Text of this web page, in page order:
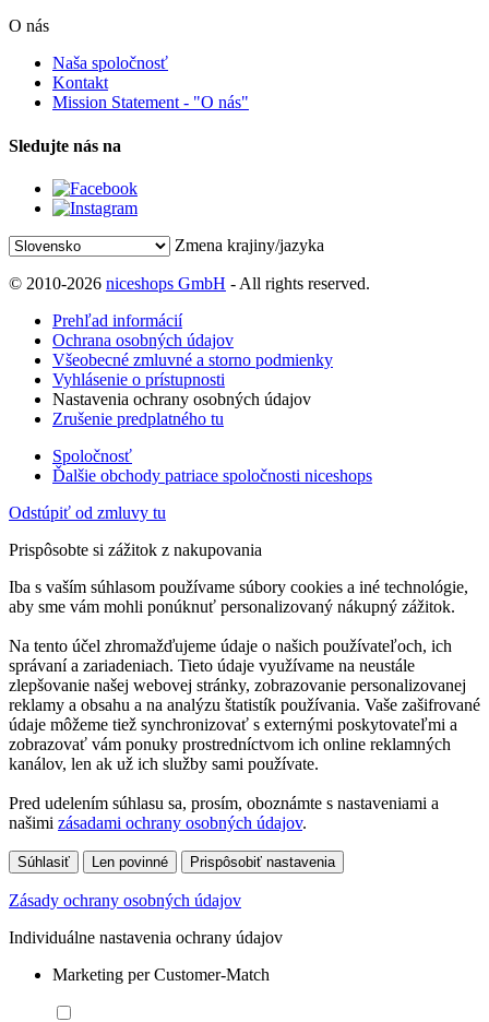
O nás
Naša spoločnosť
Kontakt
Mission Statement - "O nás"
Sledujte nás na
Zmena krajiny/jazyka
© 2010-2026 niceshops GmbH - All rights reserved.
Prehľad informácií
Ochrana osobných údajov
Všeobecné zmluvné a storno podmienky
Vyhlásenie o prístupnosti
Nastavenia ochrany osobných údajov
Zrušenie predplatného tu
Spoločnosť
Ďalšie obchody patriace spoločnosti niceshops
Odstúpiť od zmluvy tu
Prispôsobte si zážitok z nakupovania
Iba s vaším súhlasom používame súbory cookies a iné technológie,
aby sme vám mohli ponúknuť personalizovaný nákupný zážitok.
Na tento účel zhromažďujeme údaje o našich používateľoch, ich
správaní a zariadeniach. Tieto údaje využívame na neustále
zlepšovanie našej webovej stránky, zobrazovanie personalizovanej
reklamy a obsahu a na analýzu štatistík používania. Vaše zašifrované
údaje môžeme tiež synchronizovať s externými poskytovateľmi a
zobrazovať vám ponuky prostredníctvom ich online reklamných
kanálov, len ak už ich služby sami používate.
Pred udelením súhlasu sa, prosím, oboznámte s nastaveniami a
našimi zásadami ochrany osobných údajov.
Súhlasiť Len povinné Prispôsobiť nastavenia
Zásady ochrany osobných údajov
Individuálne nastavenia ochrany údajov
Marketing per Customer-Match